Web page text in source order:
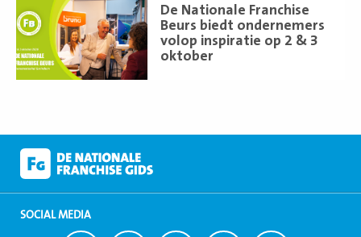
De Nationale Franchise
Beurs biedt ondernemers
volop inspiratie op 2 & 3
oktober
meer
SOCIAL MEDIA